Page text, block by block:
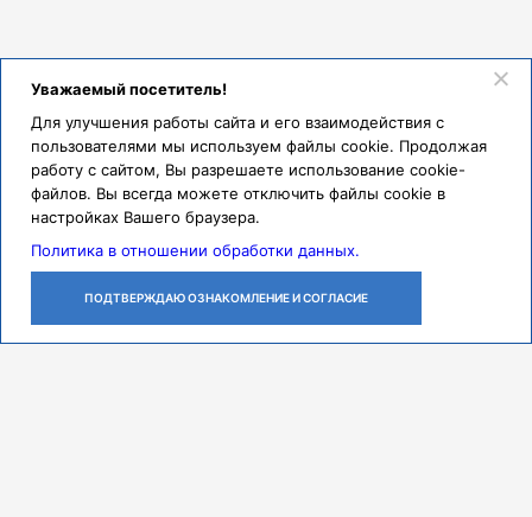
КАБИНЕТ
ЗАЯВКУ
Уважаемый посетитель!
Для улучшения работы сайта и его взаимодействия с
пользователями мы используем файлы cookie. Продолжая
работу с сайтом, Вы разрешаете использование cookie-
файлов. Вы всегда можете отключить файлы cookie в
настройках Вашего браузера.
Политика в отношении обработки данных.
ПОДТВЕРЖДАЮ ОЗНАКОМЛЕНИЕ И СОГЛАСИЕ